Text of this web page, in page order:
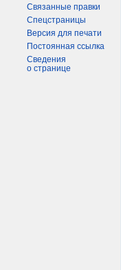
Связанные правки
Спецстраницы
Версия для печати
Постоянная ссылка
Сведения
о странице